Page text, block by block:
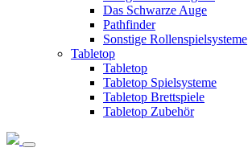
Das Schwarze Auge
Pathfinder
Sonstige Rollenspielsysteme
Tabletop
Tabletop
Tabletop Spielsysteme
Tabletop Brettspiele
Tabletop Zubehör